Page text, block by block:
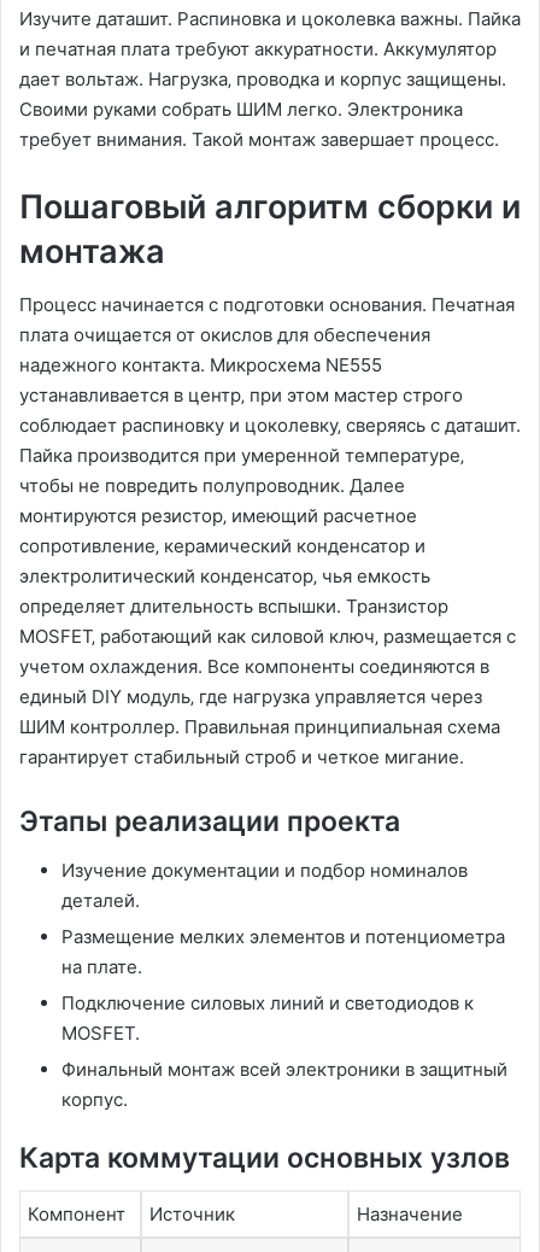
Изучите даташит. Распиновка и цоколевка важны. Пайка
и печатная плата требуют аккуратности. Аккумулятор
дает вольтаж. Нагрузка‚ проводка и корпус защищены.
Своими руками собрать ШИМ легко. Электроника
требует внимания. Такой монтаж завершает процесс.
Пошаговый алгоритм сборки и
монтажа
Процесс начинается с подготовки основания. Печатная
плата очищается от окислов для обеспечения
надежного контакта. Микросхема NE555
устанавливается в центр‚ при этом мастер строго
соблюдает распиновку и цоколевку‚ сверяясь с даташит.
Пайка производится при умеренной температуре‚
чтобы не повредить полупроводник. Далее
монтируются резистор‚ имеющий расчетное
сопротивление‚ керамический конденсатор и
электролитический конденсатор‚ чья емкость
определяет длительность вспышки. Транзистор
MOSFET‚ работающий как силовой ключ‚ размещается с
учетом охлаждения. Все компоненты соединяются в
единый DIY модуль‚ где нагрузка управляется через
ШИМ контроллер. Правильная принципиальная схема
гарантирует стабильный строб и четкое мигание.
Этапы реализации проекта
Изучение документации и подбор номиналов
деталей.
Размещение мелких элементов и потенциометра
на плате.
Подключение силовых линий и светодиодов к
MOSFET.
Финальный монтаж всей электроники в защитный
корпус.
Карта коммутации основных узлов
Компонент Источник Назначение